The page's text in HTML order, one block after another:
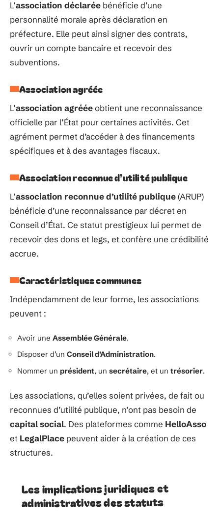
L’association déclarée bénéficie d’une
personnalité morale après déclaration en
préfecture. Elle peut ainsi signer des contrats,
ouvrir un compte bancaire et recevoir des
subventions.
Association agréée
L’association agrééeobtient une reconnaissance
officielle par l’État pour certaines activités. Cet
agrément permet d’accéder à des financements
spécifiques et à des avantages fiscaux.
Association reconnue d’utilité publique
L’association reconnue d’utilité publique(ARUP)
bénéficie d’une reconnaissance par décret en
Conseil d’État. Ce statut prestigieux lui permet de
recevoir des dons et legs, et confère une crédibilité
accrue.
Caractéristiques communes
Indépendamment de leur forme, les associations
peuvent :
Avoir une Assemblée Générale.
Disposer d’un Conseil d’Administration.
Nommer un président, un secrétaire, et un trésorier.
Les associations, qu’elles soient privées, de fait ou
reconnues d’utilité publique, n’ont pas besoin de
capital social. Des plateformes comme HelloAsso
et LegalPlace peuvent aider à la création de ces
structures.
Les implications juridiques et
administratives des statuts